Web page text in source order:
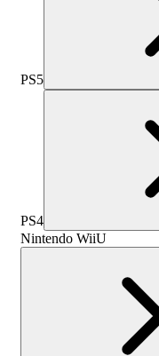
PS5
PS4
Nintendo WiiU